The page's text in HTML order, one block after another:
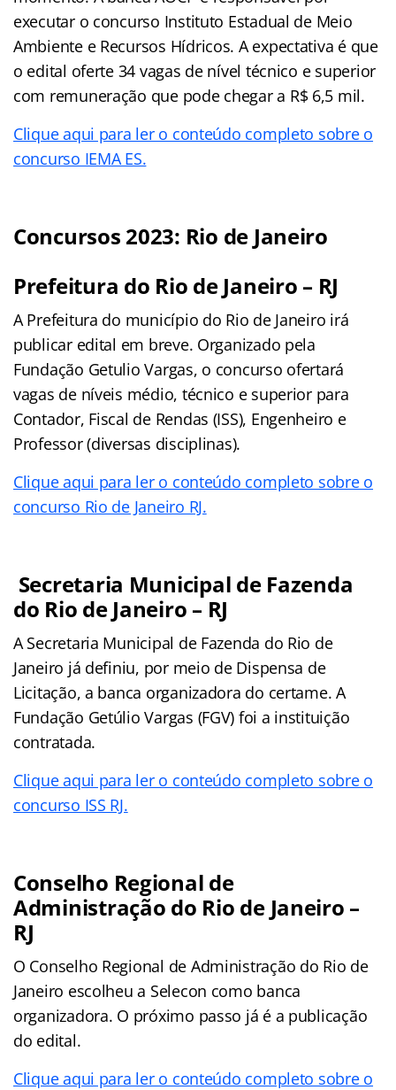
executar o concurso Instituto Estadual de Meio
Ambiente e Recursos Hídricos. A expectativa é que
o edital oferte 34 vagas de nível técnico e superior
com remuneração que pode chegar a R$ 6,5 mil.
Clique aqui para ler o conteúdo completo sobre o
concurso IEMA ES.
Concursos 2023: Rio de Janeiro
Prefeitura do Rio de Janeiro – RJ
A Prefeitura do município do Rio de Janeiro irá
publicar edital em breve. Organizado pela
Fundação Getulio Vargas, o concurso ofertará
vagas de níveis médio, técnico e superior para
Contador, Fiscal de Rendas (ISS), Engenheiro e
Professor (diversas disciplinas).
Clique aqui para ler o conteúdo completo sobre o
concurso Rio de Janeiro RJ.
Secretaria Municipal de Fazenda
do Rio de Janeiro – RJ
A Secretaria Municipal de Fazenda do Rio de
Janeiro já definiu, por meio de Dispensa de
Licitação, a banca organizadora do certame. A
Fundação Getúlio Vargas (FGV) foi a instituição
contratada.
Clique aqui para ler o conteúdo completo sobre o
concurso ISS RJ.
Conselho Regional de
Administração do Rio de Janeiro –
RJ
O Conselho Regional de Administração do Rio de
Janeiro escolheu a Selecon como banca
organizadora. O próximo passo já é a publicação
do edital.
Clique aqui para ler o conteúdo completo sobre o